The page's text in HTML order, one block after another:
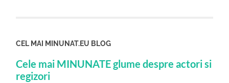
CEL MAI MINUNAT.EU BLOG
Cele mai MINUNATE glume despre actori si
regizori